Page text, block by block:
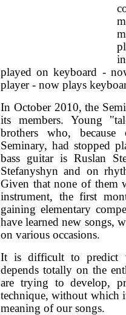
played on keyboard -
player - now plays
In October 2010, the
its members. Young
brothers who,
Seminary, had stopped
bass guitar is Ruslan
Stefanyshyn and on
Given that none of them
instrument, the first
gaining elementary
have learned new songs,
on various occasions.
It is difficult to predict
depends totally on the
are trying to develop,
technique, without which
meaning of our songs.